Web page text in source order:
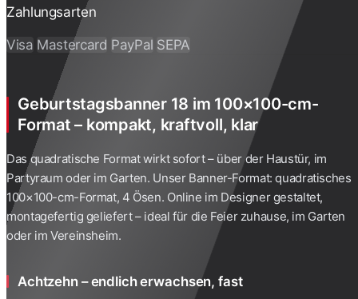
Zahlungsarten
Visa Mastercard PayPal SEPA
Geburtstagsbanner 18 im 100×100-cm-
Format – kompakt, kraftvoll, klar
Das quadratische Format wirkt sofort – über der Haustür, im
Partyraum oder im Garten. Unser Banner-Format: quadratisches
100×100-cm-Format, 4 Ösen. Online im Designer gestaltet,
montagefertig geliefert – ideal für die Feier zuhause, im Garten
oder im Vereinsheim.
Achtzehn – endlich erwachsen, fast